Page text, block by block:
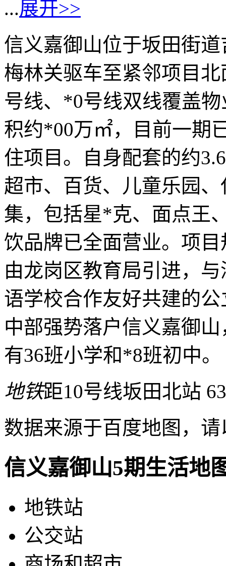
...展开>>
信义嘉御山位于坂田街
梅林关驱车至紧邻项目
号线、*0号线双线覆盖
积约*00万㎡，目前一期
住项目。自身配套的约
超市、百货、儿童乐园
集，包括星*克、面点王
饮品牌已全面营业。项
由龙岗区教育局引进，
语学校合作友好共建的
中部强势落户信义嘉御
有36班小学和*8班初中。
地铁距10号线坂田北站
数据来源于百度地图，
信义嘉御山5期生活地
地铁站
公交站